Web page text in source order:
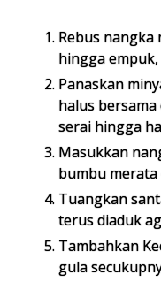
Rebus nangka
hingga
Panaskan
halus
serai hingga
Masukkan
bumbu merata
Tuangkan
terus diaduk
Tambahkan
gula